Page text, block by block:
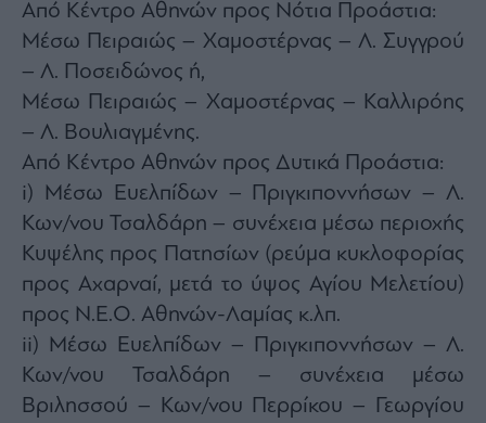
Από Κέντρο Αθηνών προς Νότια Προάστια:
Μέσω Πειραιώς – Χαμοστέρνας – Λ. Συγγρού
– Λ. Ποσειδώνος ή,
Μέσω Πειραιώς – Χαμοστέρνας – Καλλιρόης
– Λ. Βουλιαγμένης.
Από Κέντρο Αθηνών προς Δυτικά Προάστια:
i) Μέσω Ευελπίδων – Πριγκιποννήσων – Λ.
Κων/νου Τσαλδάρη – συνέχεια μέσω περιοχής
Κυψέλης προς Πατησίων (ρεύμα κυκλοφορίας
προς Αχαρναί, μετά το ύψος Αγίου Μελετίου)
προς Ν.Ε.Ο. Αθηνών-Λαμίας κ.λπ.
ii) Μέσω Ευελπίδων – Πριγκιποννήσων – Λ.
Κων/νου Τσαλδάρη – συνέχεια μέσω
Βριλησσού – Κων/νου Περρίκου – Γεωργίου